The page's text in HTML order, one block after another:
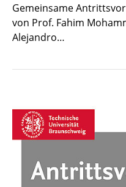
Gemeinsame
von Prof. Fahim
Alejandro…